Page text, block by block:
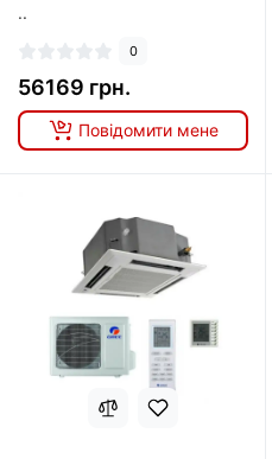
..
0
56169 грн.
Повідомити мене